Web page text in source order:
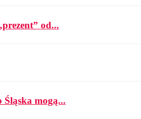
od...
Śląska mogą...